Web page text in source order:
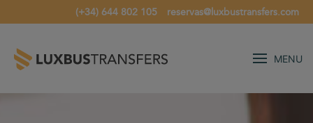
(+34) 644 802 105 reservas@luxbustransfers.com
MENU